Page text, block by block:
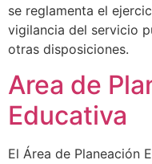
se reglamenta el
vigilancia del servicio
otras disposiciones.
Area de
Educativa
El Área de Planeación